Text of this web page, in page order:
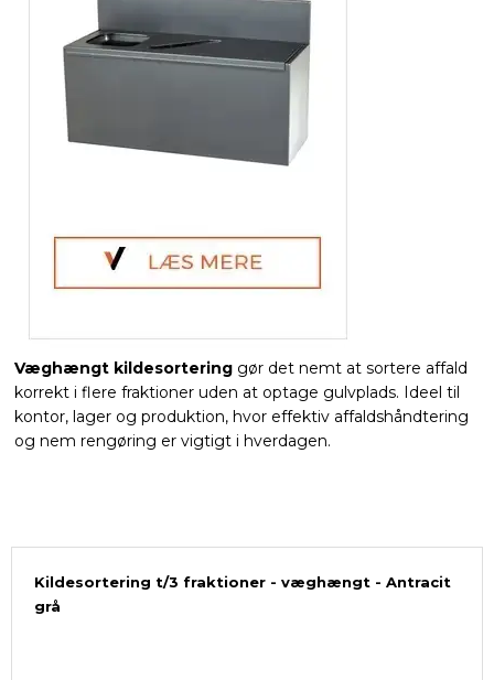
Væghængt kildesorteringgør det nemt at sortere affald
korrekt i flere fraktioner uden at optage gulvplads. Ideel til
kontor, lager og produktion, hvor effektiv affaldshåndtering
og nem rengøring er vigtigt i hverdagen.
Kildesortering t/3 fraktioner - væghængt - Antracit
grå